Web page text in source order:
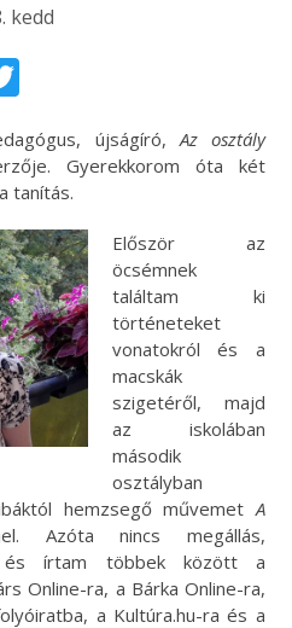
kedd
újságíró, Az osztály
Gyerekkorom óta két
tanítás.
Először az
öcsémnek
találtam ki
történeteket
vonatokról és a
macskák
szigetéről, majd
az iskolában
második
osztályban
hemzsegő művemet A
Azóta nincs megállás,
és írtam többek között a
Online-ra, a Bárka Online-ra,
a Kultúra.hu-ra és a